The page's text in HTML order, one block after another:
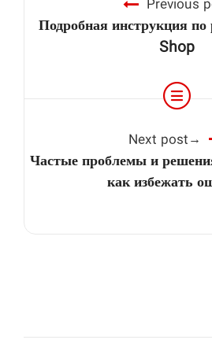
Previous
Подробная инструкция
Shop
Next post
Частые проблемы и
как избежать